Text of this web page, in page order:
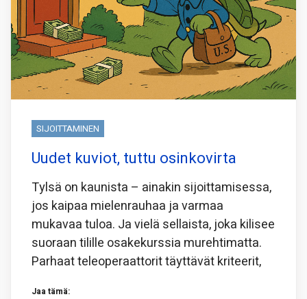
SIJOITTAMINEN
Uudet kuviot, tuttu osinkovirta
Tylsä on kaunista – ainakin sijoittamisessa,
jos kaipaa mielenrauhaa ja varmaa
mukavaa tuloa. Ja vielä sellaista, joka kilisee
suoraan tilille osakekurssia murehtimatta.
Parhaat teleoperaattorit täyttävät kriteerit,
Jaa tämä: